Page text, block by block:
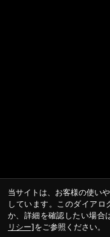
当サイトは、お客様の使い
しています。このダイア
か、詳細を確認したい場合
リシー]をご参照ください。